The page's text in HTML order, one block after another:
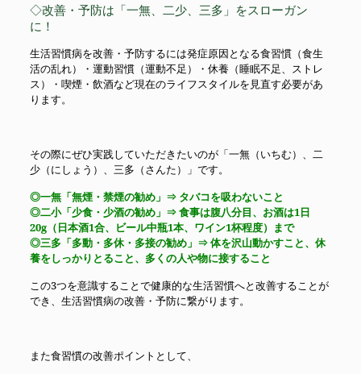
◇改善・予防は「一無、二少、三多」をスローガン
に！
生活習慣病を改善・予防するには発症原因となる食習慣（食生
活の乱れ）・運動習慣（運動不足）・休養（睡眠不足、ストレ
ス）・喫煙・飲酒など現在のライフスタイルを見直す必要があ
ります。
その際にぜひ実践していただきたいのが「一無（いちむ）、二
少（にしょう）、三多（さんた）」です。
◎一無「無煙・禁煙の勧め」⇒ タバコを吸わないこと
◎二小「少食・少酒の勧め」⇒ 食事は腹八分目、お酒は1日
20g（日本酒1合、ビール中瓶1本、ワイン1杯程度）まで
◎三多「多動・多休・多接の勧め」⇒ 体を沢山動かすこと、休
養をしっかりとること、多くの人や物に接すること
この3つを意識することで健康的な生活習慣へと改善することが
でき、生活習慣病の改善・予防に繋がります。
また食習慣の改善ポイントとして、